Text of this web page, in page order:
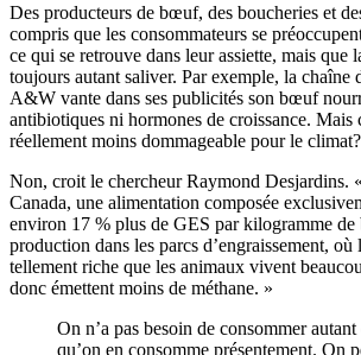
Des producteurs de bœuf, des boucheries et
compris que les consommateurs se
ce qui se retrouve dans leur assiette, mais que
toujours autant saliver. Par exemple, la chaîne
A&W vante dans ses publicités son bœuf
antibiotiques ni hormones de croissance. Mais
réellement moins dommageable pour le climat?
Non, croit le chercheur Raymond Desjardins.
Canada, une alimentation composée
environ 17 % plus de GES par kilogramme
production dans les parcs d’engraissement, où
tellement riche que les animaux vivent
donc émettent moins de méthane. »
On n’a pas besoin de consommer
qu’on en consomme présentement. On